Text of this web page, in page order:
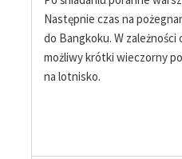
Następnie czas na
do Bangkoku. W
możliwy krótki wieczorny
na lotnisko.